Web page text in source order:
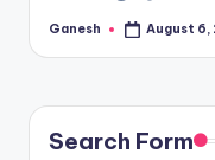
Posted
Ganesh August 6,
Search Form